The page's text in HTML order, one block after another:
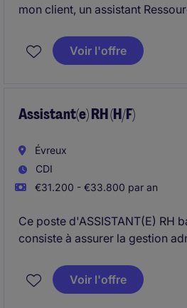
mon client, un assistant
rapide.
Voir l'offre
Assistant(e) RH (H/F)
Évreux
CDI
€31.200 - €33.800 par an
Ce poste d'ASSISTANT(E) RH
consiste à assurer la gestion
un(e) acteur(rice) clé dans le
et dans la coordination des
Voir l'offre